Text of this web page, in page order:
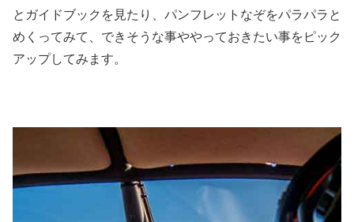
とガイドブックを見たり、パンフレットなぞをパラパラと
めくってみて、できそうな事ややっておきたい事をピック
アップしてみます。